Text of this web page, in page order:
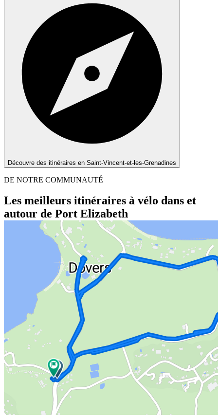
Découvre des itinéraires en Saint-Vincent-et-les-Grenadines
DE NOTRE COMMUNAUTÉ
Les meilleurs itinéraires à vélo dans et
autour de Port Elizabeth